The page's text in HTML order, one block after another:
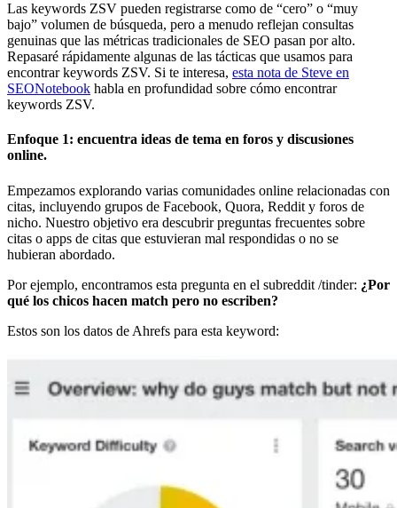
Las keywords ZSV pueden registrarse como de “cero” o “muy
bajo” volumen de búsqueda, pero a menudo reflejan consultas
genuinas que las métricas tradicionales de SEO pasan por alto.
Repasaré rápidamente algunas de las tácticas que usamos para
encontrar keywords ZSV. Si te interesa, esta nota de Steve en
SEONotebook habla en profundidad sobre cómo encontrar
keywords ZSV.
Enfoque 1: encuentra ideas de tema en foros y discusiones
online.
Empezamos explorando varias comunidades online relacionadas con
citas, incluyendo grupos de Facebook, Quora, Reddit y foros de
nicho. Nuestro objetivo era descubrir preguntas frecuentes sobre
citas o apps de citas que estuvieran mal respondidas o no se
hubieran abordado.
Por ejemplo, encontramos esta pregunta en el subreddit /tinder: ¿Por
qué los chicos hacen match pero no escriben?
Estos son los datos de Ahrefs para esta keyword: